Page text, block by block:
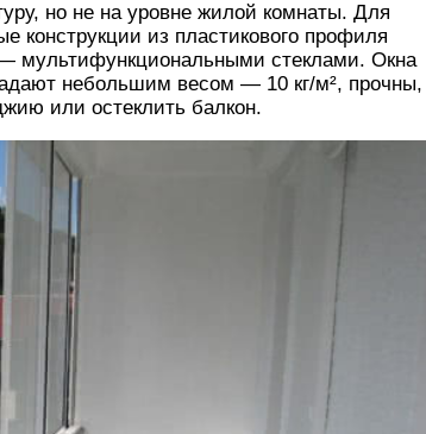
но не на уровне жилой комнаты. Для
конструкции из пластикового профиля
мультифункциональными стеклами. Окна
небольшим весом — 10 кг/м², прочны,
или остеклить балкон.